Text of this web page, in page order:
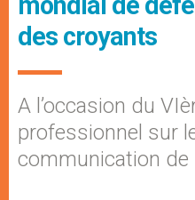
des croyants
A l’occasion du
professionnel sur
communication de